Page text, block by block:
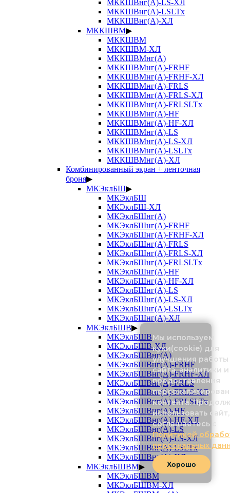
МККШВнг(А)-LS-ХЛ
МККШВнг(А)-LSLTx
МККШВнг(А)-ХЛ
МККШВМ▶
МККШВМ
МККШВМ-ХЛ
МККШВМнг(А)
МККШВМнг(А)-FRHF
МККШВМнг(А)-FRHF-ХЛ
МККШВМнг(А)-FRLS
МККШВМнг(А)-FRLS-ХЛ
МККШВМнг(А)-FRLSLTx
МККШВМнг(А)-HF
МККШВМнг(А)-HF-ХЛ
МККШВМнг(А)-LS
МККШВМнг(А)-LS-ХЛ
МККШВМнг(А)-LSLTx
МККШВМнг(А)-ХЛ
Комбинированный экран + ленточная
броня▶
МКЭклБШ▶
МКЭклБШ
МКЭклБШ-ХЛ
МКЭклБШнг(А)
МКЭклБШнг(А)-FRHF
МКЭклБШнг(А)-FRHF-ХЛ
МКЭклБШнг(А)-FRLS
МКЭклБШнг(А)-FRLS-ХЛ
МКЭклБШнг(А)-FRLSLTx
МКЭклБШнг(А)-HF
МКЭклБШнг(А)-HF-ХЛ
МКЭклБШнг(А)-LS
МКЭклБШнг(А)-LS-ХЛ
МКЭклБШнг(А)-LSLTx
МКЭклБШнг(А)-ХЛ
МКЭклБШВ▶
МКЭклБШВ
МКЭклБШВ-ХЛ
МКЭклБШВнг(А)
МКЭклБШВнг(А)-FRHF
МКЭклБШВнг(А)-FRHF-ХЛ
МКЭклБШВнг(А)-FRLS
МКЭклБШВнг(А)-FRLS-ХЛ
МКЭклБШВнг(А)-FRLSLTx
МКЭклБШВнг(А)-HF
МКЭклБШВнг(А)-HF-ХЛ
МКЭклБШВнг(А)-LS
МКЭклБШВнг(А)-LS-ХЛ
МКЭклБШВнг(А)-LSLTx
МКЭклБШВнг(А)-ХЛ
МКЭклБШВМ▶
МКЭклБШВМ
МКЭклБШВМ-ХЛ
Мы используем
куки(cookie) для
улучшения работы
сайта, аналитики и
предоставления
контента.
использовать
соглашаетесь с
Политикой
персональных
Хорошо